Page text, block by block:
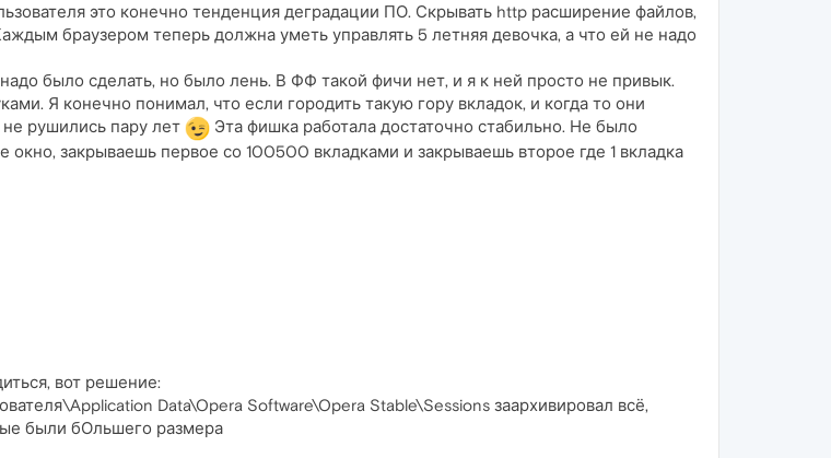
это конечно тенденция деградации ПО. Скрывать http расширение файлов,
браузером теперь должна уметь управлять 5 летняя девочка, а что ей не надо
было сделать, но было лень. В ФФ такой фичи нет, и я к ней просто не привык.
Я конечно понимал, что если городить такую гору вкладок, и когда то они
рушились пару лет
Эта фишка работала достаточно стабильно. Не было
закрываешь первое со 100500 вкладками и закрываешь второе где 1 вкладка
вот решение:
Data\Opera Software\Opera Stable\Sessions заархивировал всё,
были бОльшего размера